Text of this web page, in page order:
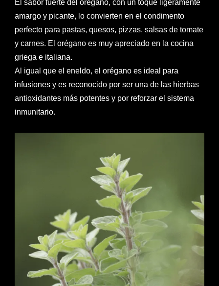
El sabor fuerte del orégano, con un toque ligeramente
amargo y picante, lo convierten en el condimento
perfecto para pastas, quesos, pizzas, salsas de tomate
y carnes. El orégano es muy apreciado en la cocina
griega e italiana.
Al igual que el eneldo, el orégano es ideal para
infusiones y es reconocido por ser una de las hierbas
antioxidantes más potentes y por reforzar el sistema
inmunitario.